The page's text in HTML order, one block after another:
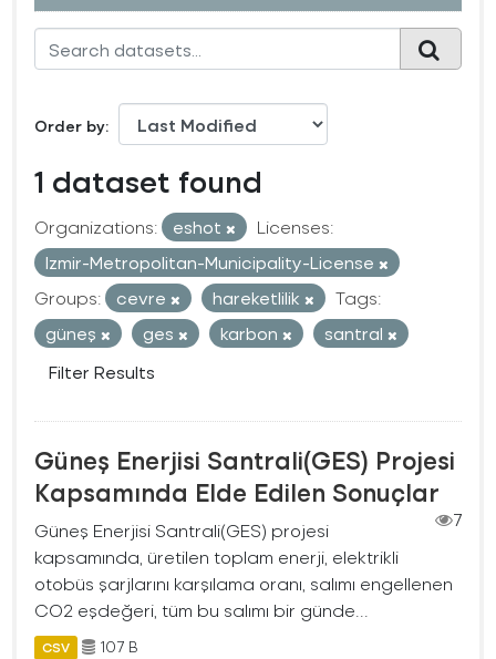
Order by
1 dataset found
Organizations: eshot
Licenses:
Izmir-Metropolitan-Municipality-License
Groups:
cevre hareketlilik
Tags:
güneş
ges karbon
santral
Filter Results
Güneş Enerjisi Santrali(GES) Projesi
Kapsamında Elde Edilen Sonuçlar
7
Güneş Enerjisi Santrali(GES) projesi
kapsamında, üretilen toplam enerji, elektrikli
otobüs şarjlarını karşılama oranı, salımı engellenen
CO2 eşdeğeri, tüm bu salımı bir günde...
CSV 107 B